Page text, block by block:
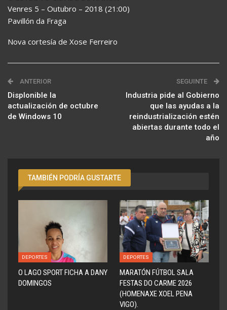
Venres 5 – Outubro – 2018 (21:00)
Pavillón da Fraga
Nova cortesía de Xose Ferreiro
ANTERIOR
Displonible la
actualización de octubre
de Windows 10
SEGUINTE
Industria pide al Gobierno
que las ayudas a la
reindustrialización estén
abiertas durante todo el
año
TAMBIÉN PODRÍA GUSTARTE
DEPORTES
O LAGO SPORT FICHA A DANY
DOMINGOS
DEPORTES
MARATÓN FÚTBOL SALA
FESTAS DO CARME 2026
(HOMENAXE XOEL PENA
VIGO).